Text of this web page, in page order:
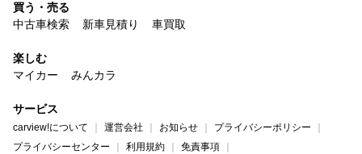
買う・売る
中古車検索
新車見積り 車買取
楽しむ
マイカー
みんカラ
サービス
carview!について 運営会社 お知らせ
プライバシーポリシー
プライバシーセンター
利用規約
免責事項